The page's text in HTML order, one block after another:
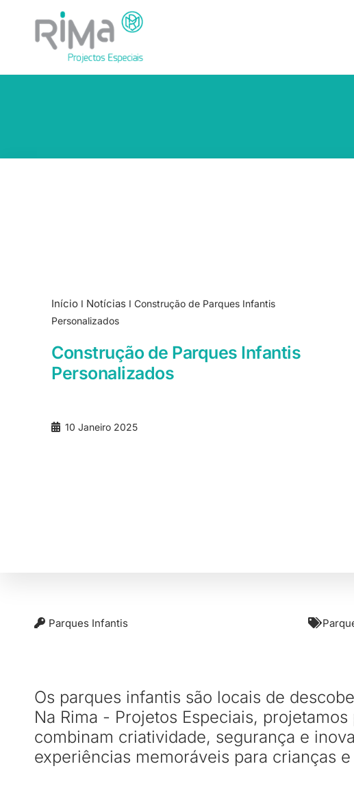
Início I Notícias I Construção de Parques Infantis
Personalizados
Construção de Parques Infantis
Personalizados
10 Janeiro 2025
Parques Infantis
Os parques infantis são locais de
Na Rima - Projetos Especiais,
combinam criatividade, segurança e
experiências memoráveis para crianças